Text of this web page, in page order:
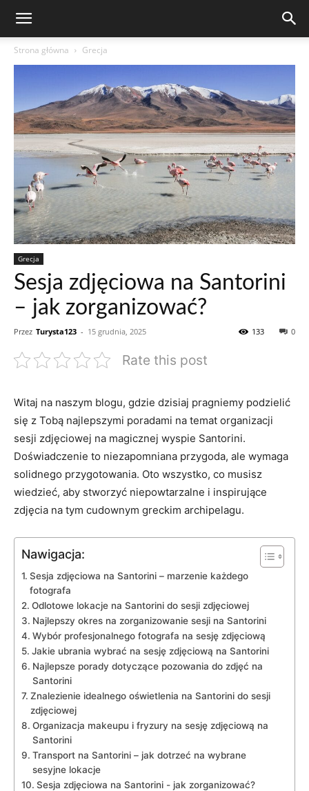
Strona główna Grecja
Grecja
Sesja zdjęciowa na Santorini
– jak zorganizować?
Przez Turysta123 - 15 grudnia, 2025 0
133
Rate this post
Witaj na naszym blogu, gdzie dzisiaj ‍pragniemy podzielić
się z Tobą najlepszymi poradami⁢ na temat organizacji
sesji zdjęciowej⁢ na magicznej⁣ wyspie Santorini.
Doświadczenie to niezapomniana przygoda, ale wymaga
solidnego przygotowania. Oto wszystko, ‍co musisz
wiedzieć, aby stworzyć ​niepowtarzalne i inspirujące
zdjęcia⁢ na‍ tym cudownym greckim archipelagu.
Nawigacja:
Sesja zdjęciowa na Santorini‌ – marzenie ‌każdego
fotografa
Odlotowe lokacje ‌na Santorini do ​sesji zdjęciowej
Najlepszy okres ⁣na zorganizowanie​ sesji na Santorini
Wybór profesjonalnego fotografa na sesję zdjęciową
Jakie ubrania wybrać⁣ na⁣ sesję zdjęciową⁣ na Santorini
Najlepsze porady dotyczące pozowania do zdjęć na
Santorini
Znalezienie⁣ idealnego oświetlenia na Santorini⁣ do‌ sesji
zdjęciowej
Organizacja makeupu i fryzury na sesję‌ zdjęciową ‌na
Santorini
Transport ⁣na Santorini – jak dotrzeć na ‌wybrane
sesyjne lokacje
Sesja zdjęciowa na Santorini -⁤ jak zorganizować?